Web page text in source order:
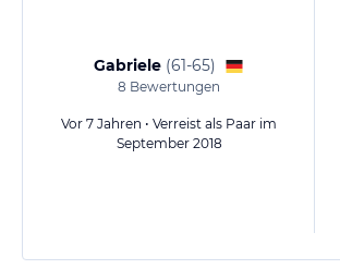
Gabriele (61-65)
8 Bewertungen
Vor 7 Jahren • Verreist als Paar im
September 2018